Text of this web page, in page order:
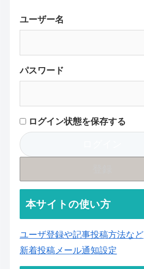
ユーザー名
パスワード
ログイン状態を保存する
本サイトの使い方
ユーザ登録や記事投稿方法など
新着投稿メール通知設定